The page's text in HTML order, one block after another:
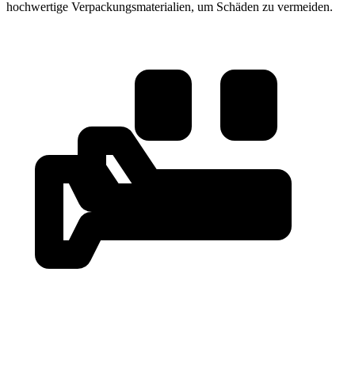
hochwertige Verpackungsmaterialien, um Schäden zu vermeiden.